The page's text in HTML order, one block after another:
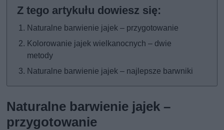
Naturalne barwienie jajek – przygotowanie
Kolorowanie jajek wielkanocnych – dwie
metody
Naturalne barwienie jajek – najlepsze barwniki
Naturalne barwienie jajek –
przygotowanie